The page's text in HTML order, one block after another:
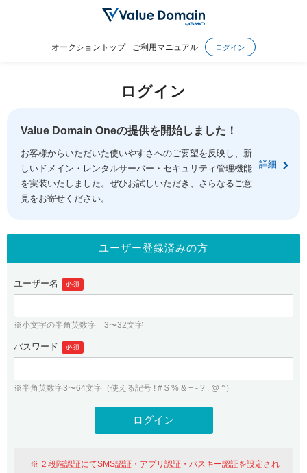
オークショントップ ご利用マニュアル ログイン
ログイン
Value Domain Oneの提供を開始しました！
お客様からいただいた使いやすさへのご要望を反映し、新
しいドメイン・レンタルサーバー・セキュリティ管理機能
を実装いたしました。ぜひお試しいただき、さらなるご意
見をお寄せください。
詳細
ユーザー登録済みの方
ユーザー名 必須
※小文字の半角英数字 3〜32文字
パスワード 必須
※半角英数字3〜64文字（使える記号 ! # $ % & + - ? . @ ^）
２段階認証にてSMS認証・アプリ認証・パスキー認証を設定され